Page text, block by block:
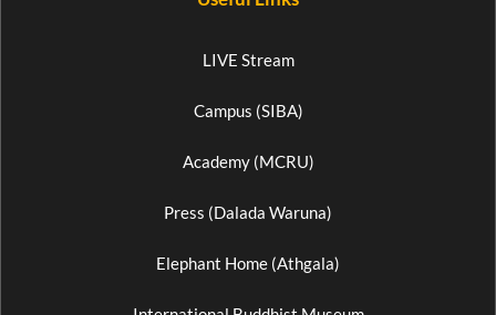
LIVE Stream
Campus (SIBA)
Academy (MCRU)
Press (Dalada Waruna)
Elephant Home (Athgala)